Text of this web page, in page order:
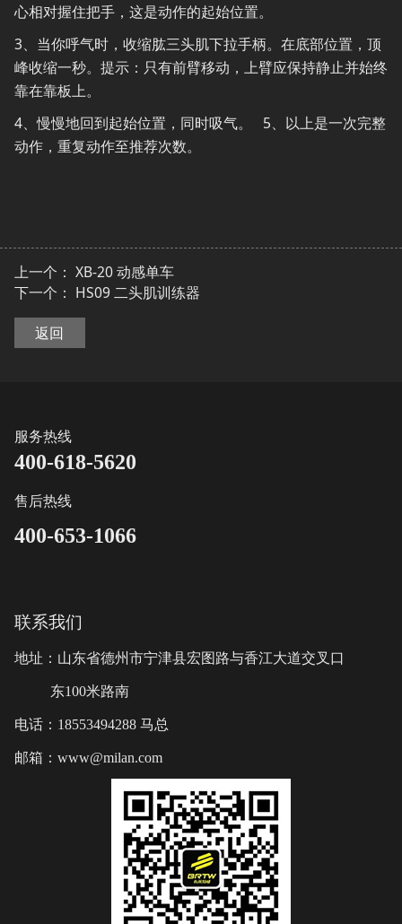
心相对握住把手，这是动作的起始位置。
3、当你呼气时，收缩肱三头肌下拉手柄。在底部位置，顶
峰收缩一秒。提示：只有前臂移动，上臂应保持静止并始终
靠在靠板上。
4、慢慢地回到起始位置，同时吸气。 5、以上是一次完整
动作，重复动作至推荐次数。
上一个： XB-20 动感单车
下一个： HS09 二头肌训练器
返回
服务热线
400-618-5620
售后热线
400-653-1066
联系我们
地址：山东省德州市宁津县宏图路与香江大道交叉口
东100米路南
电话：18553494288 马总
邮箱：www@milan.com